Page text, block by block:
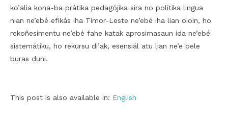
ko’alia kona-ba prátika pedagójika sira no polítika lingua
nian ne’ebé efikás iha Timor-Leste ne’ebé iha lian oioin, ho
rekoñesimentu ne’ebé fahe katak aprosimasaun ida ne’ebé
sistemátiku, ho rekursu di’ak, esensiál atu lian ne’e bele
buras duni.
This post is also available in: English